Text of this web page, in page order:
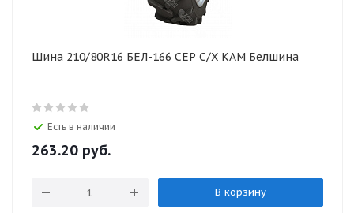
Шина 210/80R16 БЕЛ-166 СЕР С/Х КАМ Белшина
Есть в наличии
263.20 руб.
В корзину